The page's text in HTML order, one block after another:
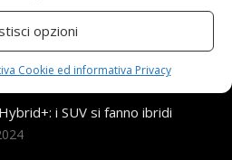
opzioni
Cookie ed informativa Privacy
tra i luxury SUV
i SUV si fanno ibridi